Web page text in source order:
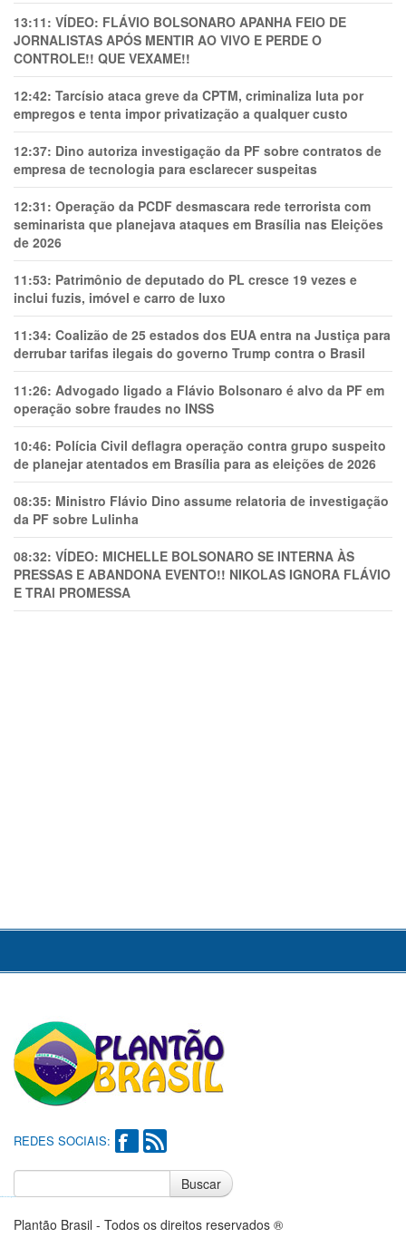
13:11: VÍDEO: FLÁVIO BOLSONARO APANHA FEIO DE
JORNALISTAS APÓS MENTIR AO VIVO E PERDE O
CONTROLE!! QUE VEXAME!!
12:42: Tarcísio ataca greve da CPTM, criminaliza luta por
empregos e tenta impor privatização a qualquer custo
12:37: Dino autoriza investigação da PF sobre contratos de
empresa de tecnologia para esclarecer suspeitas
12:31: Operação da PCDF desmascara rede terrorista com
seminarista que planejava ataques em Brasília nas Eleições
de 2026
11:53: Patrimônio de deputado do PL cresce 19 vezes e
inclui fuzis, imóvel e carro de luxo
11:34: Coalizão de 25 estados dos EUA entra na Justiça para
derrubar tarifas ilegais do governo Trump contra o Brasil
11:26: Advogado ligado a Flávio Bolsonaro é alvo da PF em
operação sobre fraudes no INSS
10:46: Polícia Civil deflagra operação contra grupo suspeito
de planejar atentados em Brasília para as eleições de 2026
08:35: Ministro Flávio Dino assume relatoria de investigação
da PF sobre Lulinha
08:32: VÍDEO: MICHELLE BOLSONARO SE INTERNA ÀS
PRESSAS E ABANDONA EVENTO!! NIKOLAS IGNORA FLÁVIO
E TRAl PROMESSA
REDES SOCIAIS:
Buscar
Plantão Brasil - Todos os direitos reservados ®